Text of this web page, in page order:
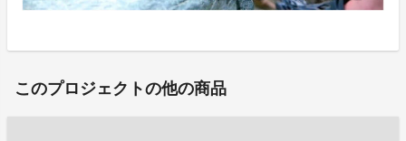
このプロジェクトの他の商品